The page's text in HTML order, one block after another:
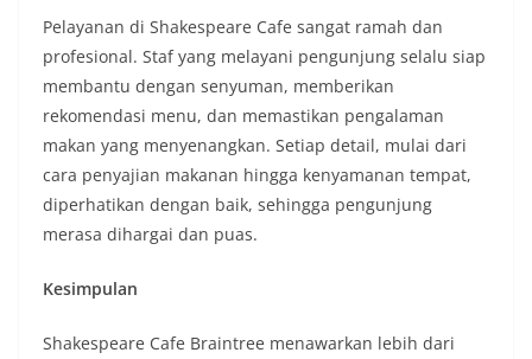
Pelayanan di Shakespeare Cafe sangat ramah dan
profesional. Staf yang melayani pengunjung selalu siap
membantu dengan senyuman, memberikan
rekomendasi menu, dan memastikan pengalaman
makan yang menyenangkan. Setiap detail, mulai dari
cara penyajian makanan hingga kenyamanan tempat,
diperhatikan dengan baik, sehingga pengunjung
merasa dihargai dan puas.
Kesimpulan
Shakespeare Cafe Braintree menawarkan lebih dari